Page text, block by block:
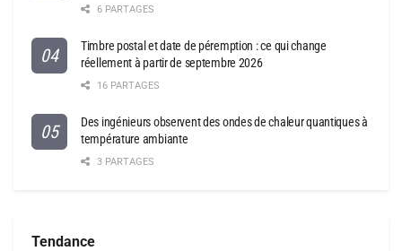
6 PARTAGES
Timbre postal et date de péremption : ce qui change
réellement à partir de septembre 2026
16 PARTAGES
Des ingénieurs observent des ondes de chaleur quantiques à
température ambiante
3 PARTAGES
Tendance